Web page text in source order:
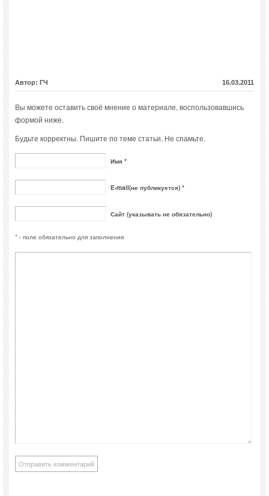
Автор: ГЧ 16.03.2011
Вы можете оставить своё мнение о материале, воспользовавшись
формой ниже.
Будьте корректны. Пишите по теме статьи. Не спамьте.
Имя *
E-mail(не публикуется) *
Сайт (указывать не обязательно)
* - поле обязательно для заполнения